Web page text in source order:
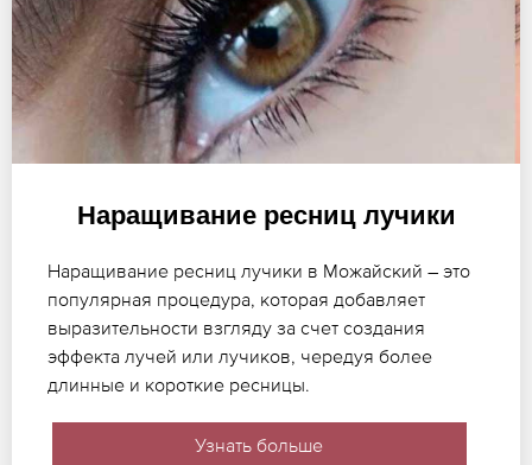
Наращивание ресниц лучики
Наращивание ресниц лучики в Можайский – это
популярная процедура, которая добавляет
выразительности взгляду за счет создания
эффекта лучей или лучиков, чередуя более
длинные и короткие ресницы.
Узнать больше